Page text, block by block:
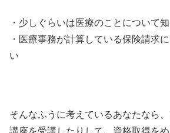
・少しぐらいは医療のことについて
・医療事務が計算している保険請求
い
そんなふうに考えているあなたなら